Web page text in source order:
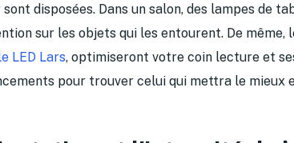
disposées. Dans un salon, des lampes de
sur les objets qui les entourent. De même,
LED Lars, optimiseront votre coin lecture et
pour trouver celui qui mettra le mieux